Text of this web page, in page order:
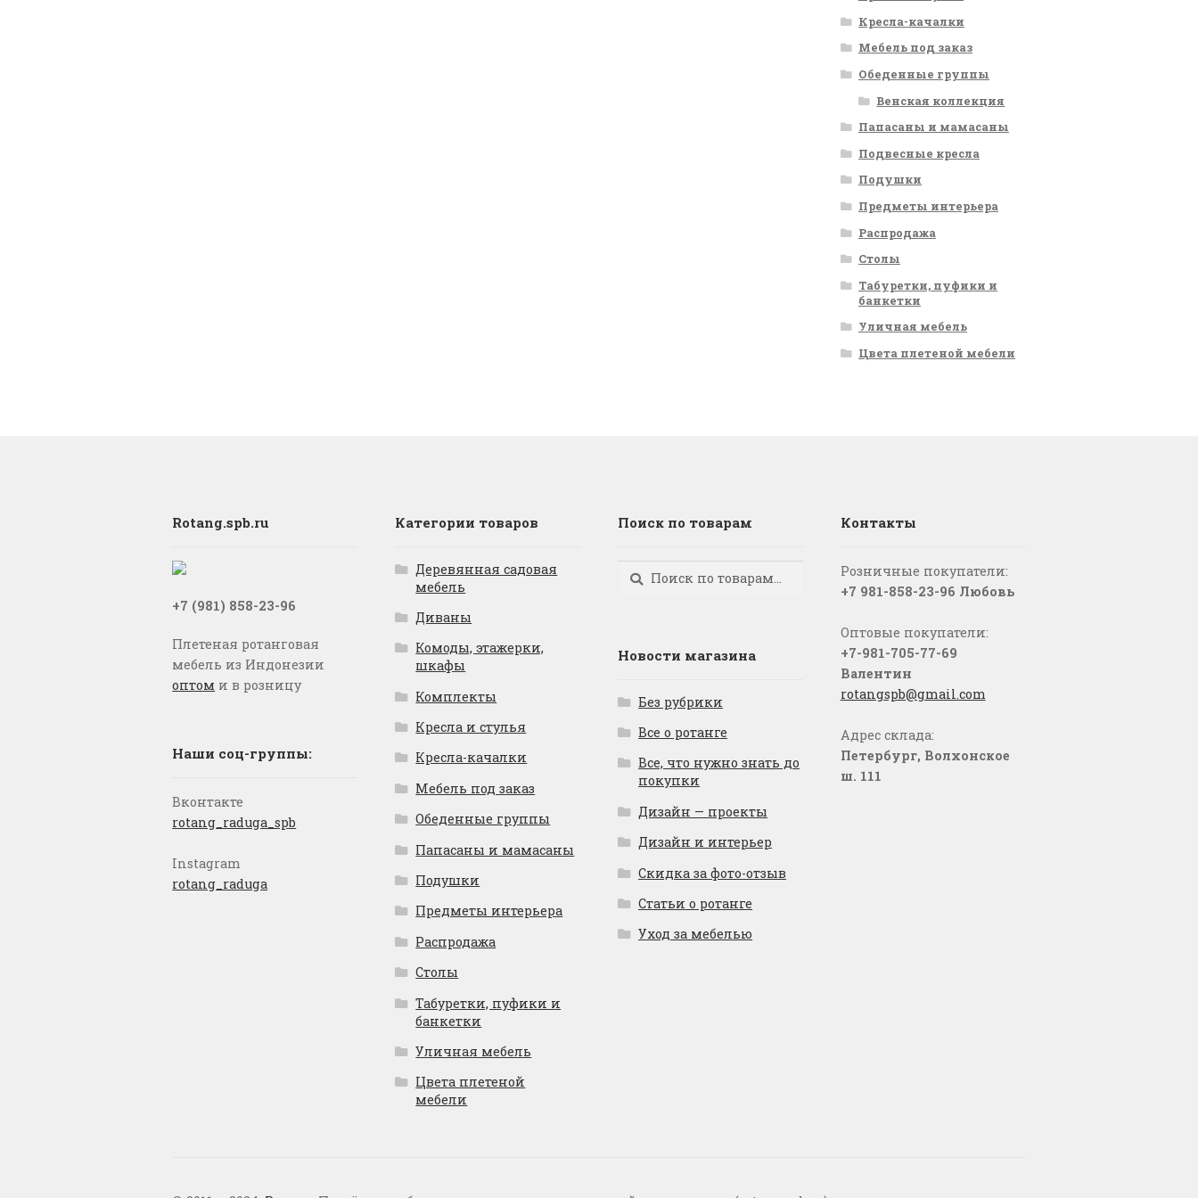
Кресла-качалки
Мебель под заказ
Обеденные группы
Венская коллекция
Папасаны и мамасаны
Подвесные кресла
Подушки
Предметы интерьера
Распродажа
Столы
Табуретки, пуфики и
банкетки
Уличная мебель
Цвета плетеной мебели
Rotang.spb.ru
+7 (981) 858-23-96
Плетеная ротанговая
мебель из Индонезии
оптом и в розницу
Наши соц-группы:
Вконтакте
rotang_raduga_spb
Instagram
rotang_raduga
Категории товаров
Деревянная садовая
мебель
Диваны
Комоды, этажерки,
шкафы
Комплекты
Кресла и стулья
Кресла-качалки
Мебель под заказ
Обеденные группы
Папасаны и мамасаны
Подушки
Предметы интерьера
Распродажа
Столы
Табуретки, пуфики и
банкетки
Уличная мебель
Цвета плетеной
мебели
Поиск по товарам
Искать:
Поиск
Новости магазина
Без рубрики
Все о ротанге
Все, что нужно знать до
покупки
Дизайн — проекты
Дизайн и интерьер
Скидка за фото-отзыв
Статьи о ротанге
Уход за мебелью
Контакты
Розничные покупатели:
+7 981-858-23-96 Любовь
Оптовые покупатели:
+7-981-705-77-69
Валентин
rotangspb@gmail.com
Адрес склада:
Петербург, Волхонское
ш. 111